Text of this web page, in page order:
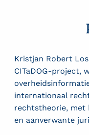
Kristjan Robert
CITaDOG-project,
internationaal
rechtstheorie, met
en aanverwante